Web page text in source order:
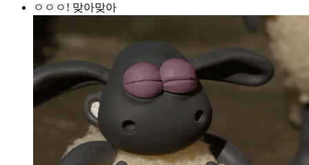
ㅇㅇㅇ! 맞아맞아